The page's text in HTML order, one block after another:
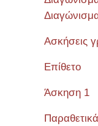
Ασκήσεις
Επίθετο
Άσκηση 1
Παραθετικά